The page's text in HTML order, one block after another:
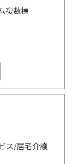
複数棟
ス/居宅介護